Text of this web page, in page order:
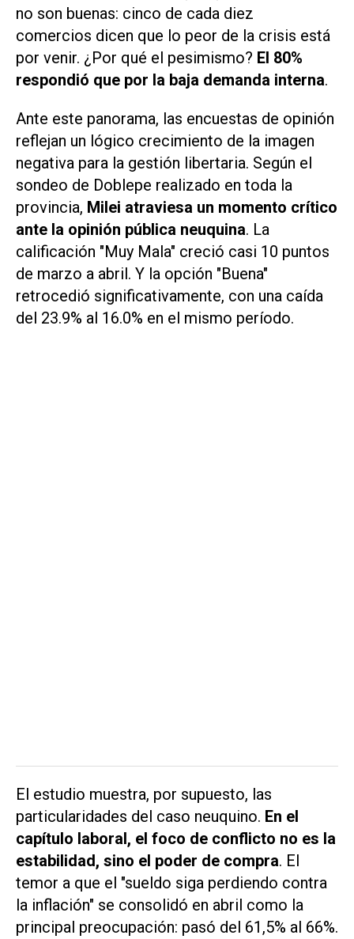
no son buenas: cinco de cada diez
comercios dicen que lo peor de la crisis está
por venir. ¿Por qué el pesimismo? El 80%
respondió que por la baja demanda interna.
Ante este panorama, las encuestas de opinión
reflejan un lógico crecimiento de la imagen
negativa para la gestión libertaria. Según el
sondeo de Doblepe realizado en toda la
provincia, Milei atraviesa un momento crítico
ante la opinión pública neuquina. La
calificación "Muy Mala" creció casi 10 puntos
de marzo a abril. Y la opción "Buena"
retrocedió significativamente, con una caída
del 23.9% al 16.0% en el mismo período.
El estudio muestra, por supuesto, las
particularidades del caso neuquino. En el
capítulo laboral, el foco de conflicto no es la
estabilidad, sino el poder de compra. El
temor a que el "sueldo siga perdiendo contra
la inflación" se consolidó en abril como la
principal preocupación: pasó del 61,5% al 66%.